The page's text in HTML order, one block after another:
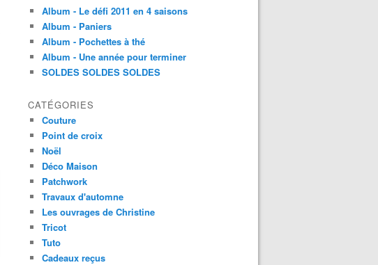
Album - Le défi 2011 en 4 saisons
Album - Paniers
Album - Pochettes à thé
Album - Une année pour terminer
SOLDES SOLDES SOLDES
CATÉGORIES
Couture
Point de croix
Noël
Déco Maison
Patchwork
Travaux d'automne
Les ouvrages de Christine
Tricot
Tuto
Cadeaux reçus